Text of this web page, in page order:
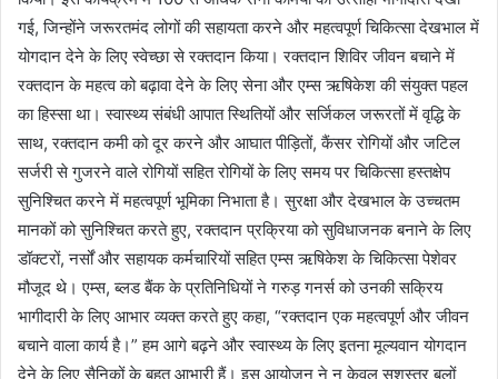
गई, जिन्होंने जरूरतमंद लोगों की सहायता करने और महत्वपूर्ण चिकित्सा देखभाल में
योगदान देने के लिए स्वेच्छा से रक्तदान किया। रक्तदान शिविर जीवन बचाने में
रक्तदान के महत्व को बढ़ावा देने के लिए सेना और एम्स ऋषिकेश की संयुक्त पहल
का हिस्सा था। स्वास्थ्य संबंधी आपात स्थितियों और सर्जिकल जरूरतों में वृद्धि के
साथ, रक्तदान कमी को दूर करने और आघात पीड़ितों, कैंसर रोगियों और जटिल
सर्जरी से गुजरने वाले रोगियों सहित रोगियों के लिए समय पर चिकित्सा हस्तक्षेप
सुनिश्चित करने में महत्वपूर्ण भूमिका निभाता है। सुरक्षा और देखभाल के उच्चतम
मानकों को सुनिश्चित करते हुए, रक्तदान प्रक्रिया को सुविधाजनक बनाने के लिए
डॉक्टरों, नर्सों और सहायक कर्मचारियों सहित एम्स ऋषिकेश के चिकित्सा पेशेवर
मौजूद थे। एम्स, ब्लड बैंक के प्रतिनिधियों ने गरुड़ गनर्स को उनकी सक्रिय
भागीदारी के लिए आभार व्यक्त करते हुए कहा, “रक्तदान एक महत्वपूर्ण और जीवन
बचाने वाला कार्य है।” हम आगे बढ़ने और स्वास्थ्य के लिए इतना मूल्यवान योगदान
देने के लिए सैनिकों के बहुत आभारी हैं। इस आयोजन ने न केवल सशस्त्र बलों